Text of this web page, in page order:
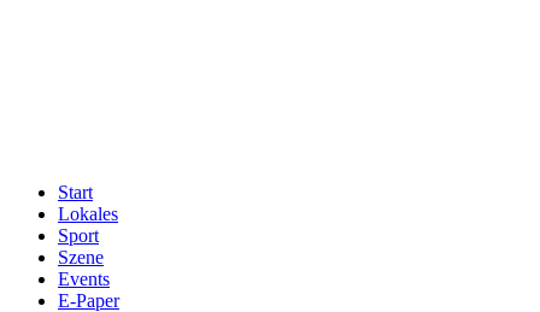
Start
Lokales
Sport
Szene
Events
E-Paper